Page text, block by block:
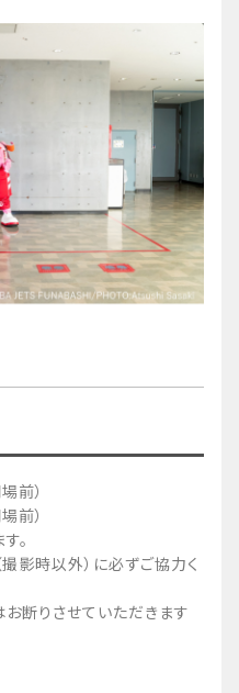
前）
前）
。
影時以外）に必ずご協力く
断りさせていただきます